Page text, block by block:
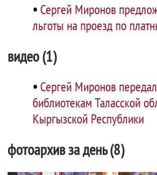
• Сергей Миронов
льготы на проезд по
видео (1)
• Сергей Миронов
библиотекам Таласской
Кыргызской Республики
фотоархив за день (8)